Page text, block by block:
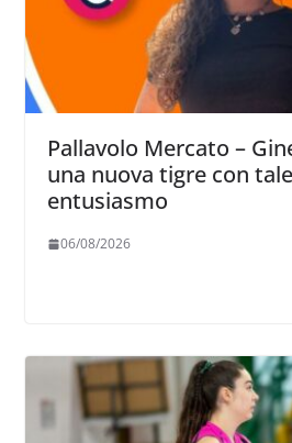
Pallavolo Mercato –
una nuova tigre con
entusiasmo
06/08/2026